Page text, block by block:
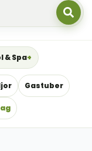
& Spa
Gastuber